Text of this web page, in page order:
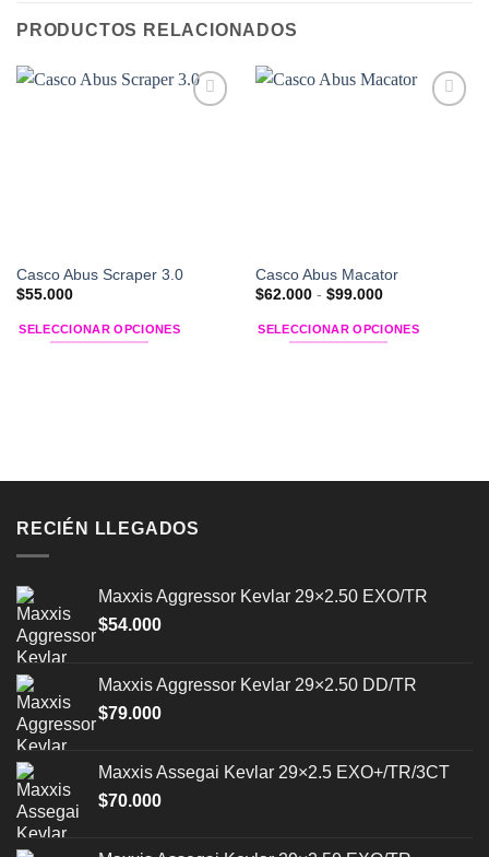
PRODUCTOS RELACIONADOS
Casco Abus Scraper 3.0
$55.000
SELECCIONAR OPCIONES
pueden
elegir
en
la
página
de
producto
Casco Abus Macator
$62.000 - $99.000Rango
precios:
desde
SELECCIONAR OPCIONES
la
producto
RECIÉN LLEGADOS
Maxxis Aggressor Kevlar 29×2.50 EXO/TR
$54.000
Maxxis Aggressor Kevlar 29×2.50 DD/TR
$79.000
Maxxis Assegai Kevlar 29×2.5 EXO+/TR/3CT
$70.000